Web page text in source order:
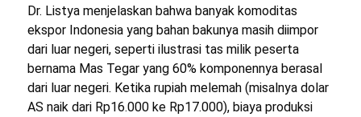
Dr. Listya menjelaskan bahwa banyak komoditas
ekspor Indonesia yang bahan bakunya masih diimpor
dari luar negeri, seperti ilustrasi tas milik peserta
bernama Mas Tegar yang 60% komponennya berasal
dari luar negeri. Ketika rupiah melemah (misalnya dolar
AS naik dari Rp16.000 ke Rp17.000), biaya produksi